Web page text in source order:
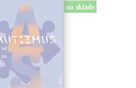
na sklade